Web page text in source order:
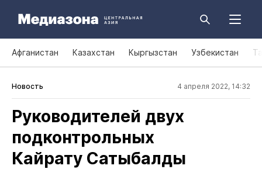
Афганистан Казахстан Кыргызстан Узбекистан
Новость 4 апреля 2022, 14:32
Руководителей двух
подконтрольных
Кайрату Сатыбалды